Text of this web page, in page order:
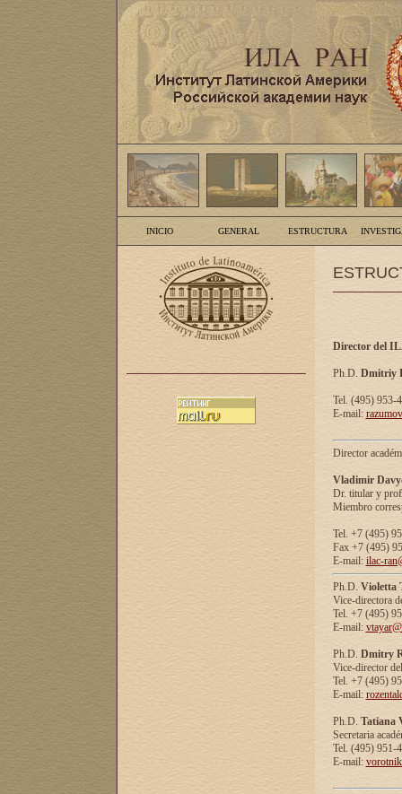
INICIO GENERAL ESTRUCTURA
Director del
Ph.D. Dmitriy
Tel. (495) 953-
E-mail:
Director
Vladimir
Dr. titular y
Miembro
Tel. +7 (495)
Fax +7 (495)
E-mail: ilac-
Ph.D. Violetta
Vice-directora
Tel. +7 (495)
E-mail:
Ph.D. Dmitry
Vice-director
Tel. +7 (495)
E-mail:
Ph.D. Tatiana
Secretaria
Tel. (495) 951-
E-mail: